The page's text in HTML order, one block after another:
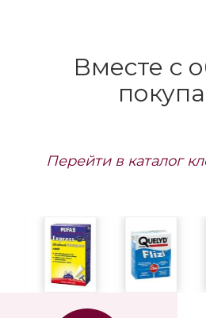
Вместе с
Перейти в каталог